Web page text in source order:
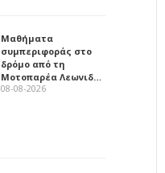
Μαθήματα
συμπεριφοράς στο
δρόμο από τη
Μοτοπαρέα Λεωνιδ…
08-08-2026